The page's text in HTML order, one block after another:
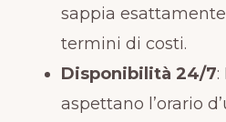
sappia
termini di costi.
Disponibilità 24/7
aspettano l’orario